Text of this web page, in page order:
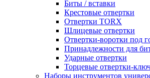
Биты / вставки
Крестовые отвертки
Отвертки TORX
Шлицевые отвертки
Отвертки-воротки под
Принадлежности для
Ударные отвертки
Торцевые отвертки-
Наборы инструментов